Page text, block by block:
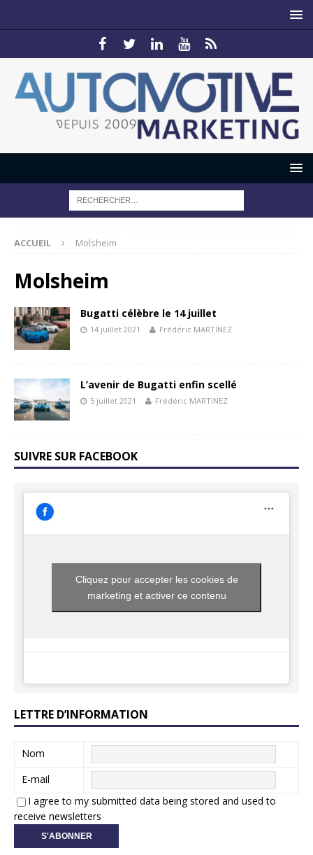
ACCUEIL Molsheim
Molsheim
Bugatti célèbre le 14 juillet
14 juillet 2021 Frédéric MARTINEZ
L’avenir de Bugatti enfin scellé
5 juillet 2021 Frédéric MARTINEZ
SUIVRE SUR FACEBOOK
Cliquez pour accepter les cookies de
marketing et activer ce contenu
LETTRE D’INFORMATION
Nom
E-mail
I agree to my submitted data being stored and used to
receive newsletters